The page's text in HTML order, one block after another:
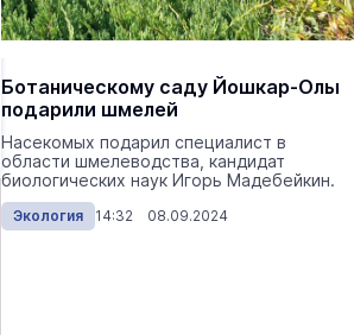
Ботаническому саду Йошкар-Олы
подарили шмелей
Насекомых подарил специалист в
области шмелеводства, кандидат
биологических наук Игорь Мадебейкин.
Экология 14:32 08.09.2024